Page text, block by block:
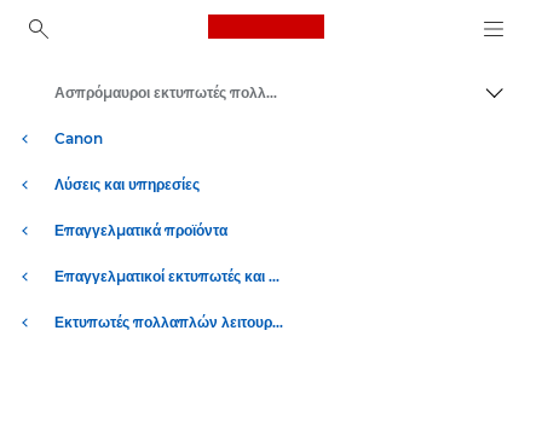
Canon Logo, back to
Canon
Λύσεις και υπηρεσίες
Επαγγελματικά προϊόντα
Επαγγελματικοί εκτυπωτές και μηχανήματα φαξ
Εκτυπωτές πολλαπλών λειτουργιών – Πολυμηχανήματα
Ασπρόμαυροι εκτυπωτές πολλαπλών λειτουργιών